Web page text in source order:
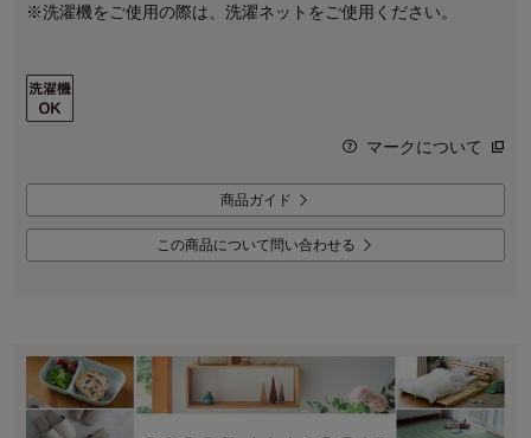
※洗濯機をご使用の際は、洗濯ネットをご使用ください。
マークについて
商品ガイド
この商品について問い合わせる